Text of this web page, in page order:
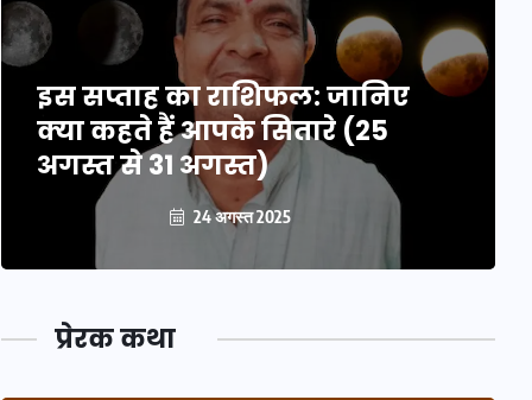
इस सप्ताह का राशिफल: जानिए
क्या कहते हैं आपके सितारे (25
अगस्त से 31 अगस्त)
24 अगस्त 2025
प्रेरक कथा